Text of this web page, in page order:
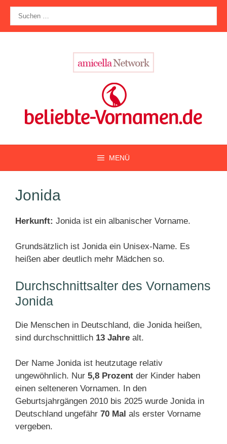
Zum
Inhalt
springen
nach:
MENÜ
Jonida
Herkunft: Jonida ist ein albanischer Vorname.
Grundsätzlich ist Jonida ein Unisex-Name. Es
heißen aber deutlich mehr Mädchen so.
Durchschnittsalter des Vornamens
Jonida
Die Menschen in Deutschland, die Jonida heißen,
sind durchschnittlich 13 Jahre alt.
Der Name Jonida ist heutzutage relativ
ungewöhnlich. Nur 5,8 Prozent der Kinder haben
einen selteneren Vornamen. In den
Geburtsjahrgängen 2010 bis 2025 wurde Jonida in
Deutschland ungefähr 70 Mal als erster Vorname
vergeben.